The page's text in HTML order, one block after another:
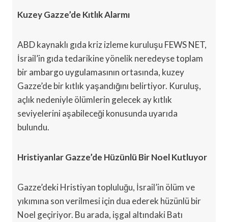
Kuzey Gazze’de Kıtlık Alarmı
ABD kaynaklı gıda kriz izleme kuruluşu FEWS NET,
İsrail’in gıda tedarikine yönelik neredeyse toplam
bir ambargo uygulamasının ortasında, kuzey
Gazze’de bir kıtlık yaşandığını belirtiyor. Kuruluş,
açlık nedeniyle ölümlerin gelecek ay kıtlık
seviyelerini aşabileceği konusunda uyarıda
bulundu.
Hristiyanlar Gazze’de Hüzünlü Bir Noel Kutluyor
Gazze’deki Hristiyan topluluğu, İsrail’in ölüm ve
yıkımına son verilmesi için dua ederek hüzünlü bir
Noel geçiriyor. Bu arada, işgal altındaki Batı